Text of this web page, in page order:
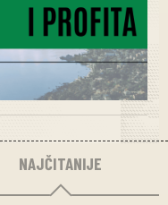
NAJČITANIJE